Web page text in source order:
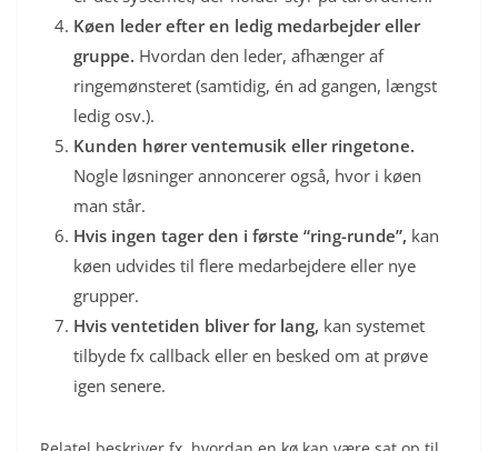
Køen leder efter en ledig medarbejder eller
gruppe. Hvordan den leder, afhænger af
ringemønsteret (samtidig, én ad gangen, længst
ledig osv.).
Kunden hører ventemusik eller ringetone.
Nogle løsninger annoncerer også, hvor i køen
man står.
Hvis ingen tager den i første “ring-runde”, kan
køen udvides til flere medarbejdere eller nye
grupper.
Hvis ventetiden bliver for lang, kan systemet
tilbyde fx callback eller en besked om at prøve
igen senere.